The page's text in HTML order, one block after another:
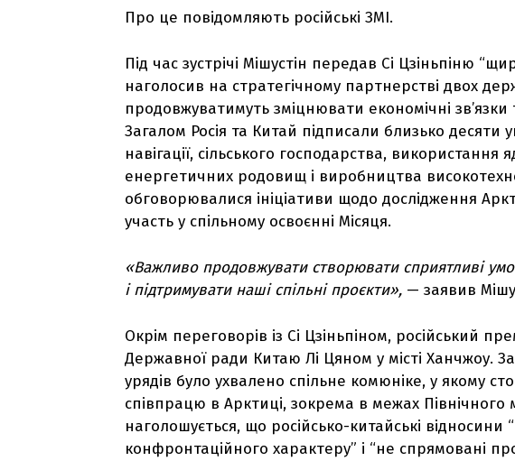
Про це повідомляють російські ЗМІ.
Під час зустрічі Мішустін передав Сі Цзіньпіню
наголосив на стратегічному партнерстві двох
продовжуватимуть зміцнювати економічні зв’язки
Загалом Росія та Китай підписали близько десяти
навігації, сільського господарства, використання
енергетичних родовищ і виробництва
обговорювалися ініціативи щодо дослідження
участь у спільному освоєнні Місяця.
«Важливо продовжувати створювати сприятливі
і підтримувати наші спільні проєкти», — заявив
Окрім переговорів із Сі Цзіньпіном, російський
Державної ради Китаю Лі Цяном у місті Ханчжоу. За
урядів було ухвалено спільне комюніке, у якому
співпрацю в Арктиці, зокрема в межах Північного
наголошується, що російсько-китайські
конфронтаційного характеру” і “не спрямовані